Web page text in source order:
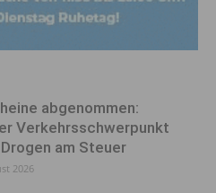
abgenommen:
Verkehrsschwerpunkt
am Steuer
2026